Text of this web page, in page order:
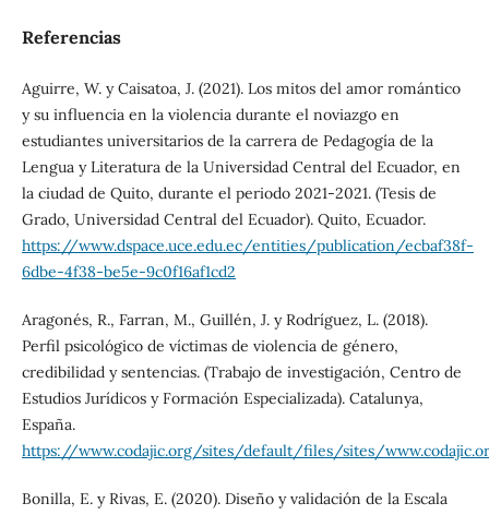
Referencias
Aguirre, W. y Caisatoa, J. (2021). Los mitos del amor romántico
y su influencia en la violencia durante el noviazgo en
estudiantes universitarios de la carrera de Pedagogía de la
Lengua y Literatura de la Universidad Central del Ecuador, en
la ciudad de Quito, durante el periodo 2021-2021. (Tesis de
Grado, Universidad Central del Ecuador). Quito, Ecuador.
https://www.dspace.uce.edu.ec/entities/publication/ecbaf38f-
6dbe-4f38-be5e-9c0f16af1cd2
Aragonés, R., Farran, M., Guillén, J. y Rodríguez, L. (2018).
Perfil psicológico de víctimas de violencia de género,
credibilidad y sentencias. (Trabajo de investigación, Centro de
Estudios Jurídicos y Formación Especializada). Catalunya,
España.
https://www.codajic.org/sites/default/files/sites/
Bonilla, E. y Rivas, E. (2020). Diseño y validación de la Escala